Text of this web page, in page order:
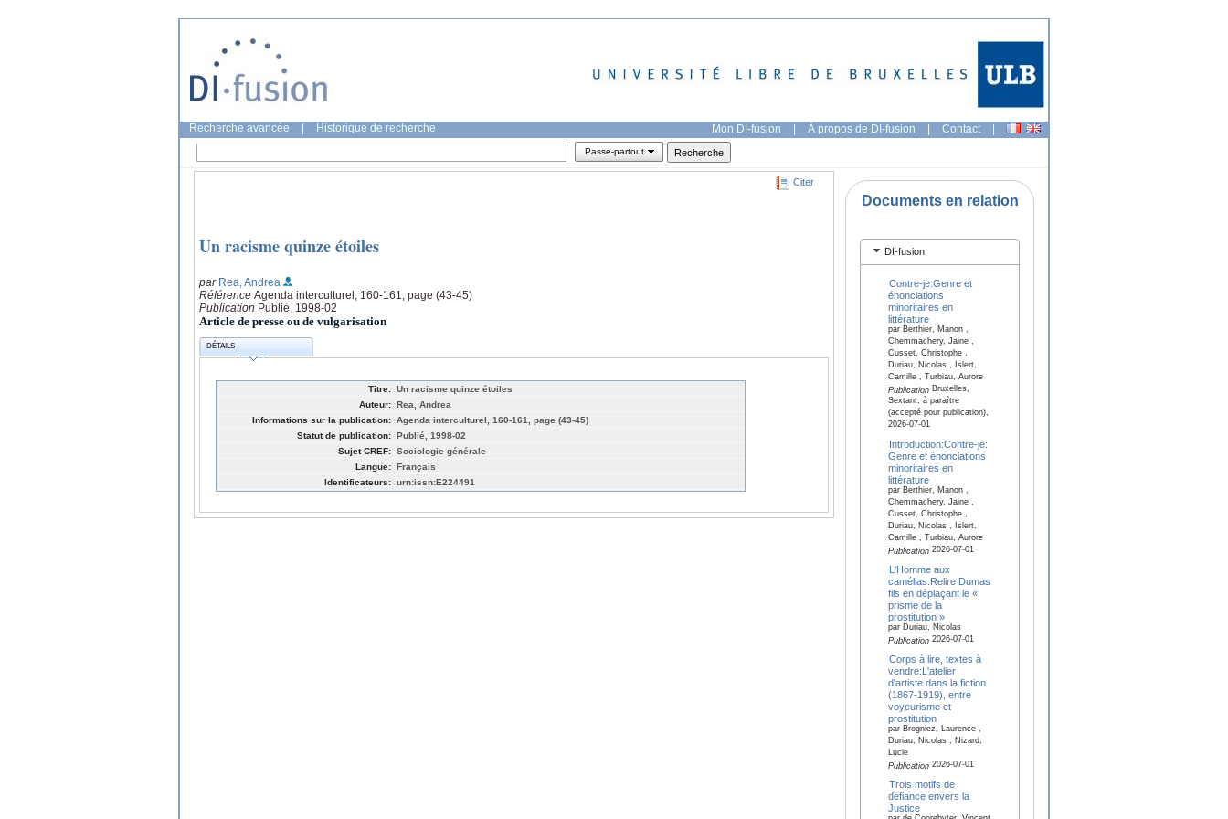
Recherche avancée Historique de recherche Mon DI-fusion | À propos de DI-fusion | Contact |
Passe-partout
Citer
Un racisme quinze étoiles
par Rea, Andrea
Référence Agenda interculturel, 160-161, page (43-45)
Publication Publié, 1998-02
Article de presse ou de vulgarisation
DÉTAILS
Titre: Un racisme quinze étoiles
Auteur: Rea, Andrea
Informations sur la publication: Agenda interculturel, 160-161, page (43-45)
Statut de publication: Publié, 1998-02
Sujet CREF: Sociologie générale
Langue: Français
Identificateurs: urn:issn:E224491
Documents en relation
DI-fusion
Contre-je:Genre et
énonciations
minoritaires en
littérature
par Berthier, Manon ,
Chemmachery, Jaine ,
Cusset, Christophe ,
Duriau, Nicolas , Islert,
Camille , Turbiau, Aurore
PublicationBruxelles,
Sextant, à paraître
(accepté pour publication),
2026-07-01
Introduction:Contre-je:
Genre et énonciations
minoritaires en
littérature
par Berthier, Manon ,
Chemmachery, Jaine ,
Cusset, Christophe ,
Duriau, Nicolas , Islert,
Camille , Turbiau, Aurore
Publication2026-07-01
L'Homme aux
camélias:Relire Dumas
fils en déplaçant le «
prisme de la
prostitution »
par Duriau, Nicolas
Publication2026-07-01
Corps à lire, textes à
vendre:L'atelier
d'artiste dans la fiction
(1867-1919), entre
voyeurisme et
prostitution
par Brogniez, Laurence ,
Duriau, Nicolas , Nizard,
Lucie
Publication2026-07-01
Trois motifs de
défiance envers la
Justice